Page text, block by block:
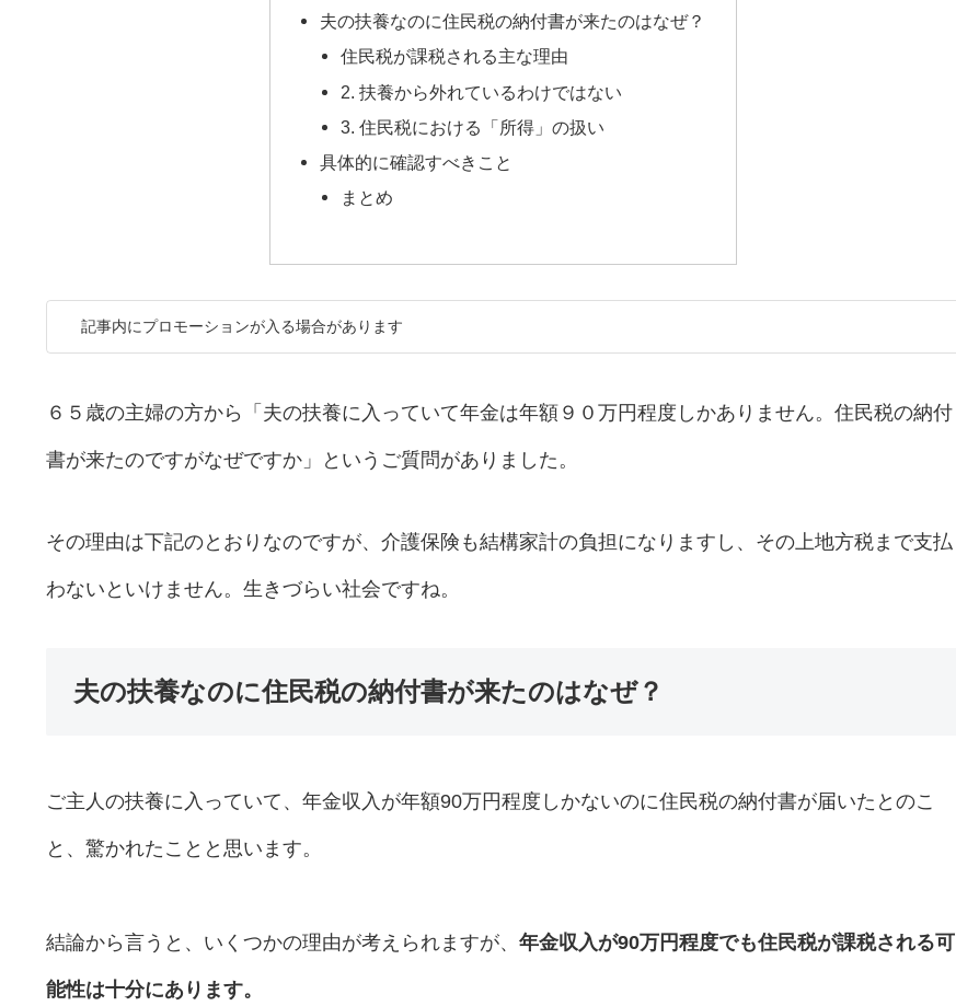
夫の扶養なのに住民税の納付書が来たのはなぜ？
住民税が課税される主な理由
2. 扶養から外れているわけではない
3. 住民税における「所得」の扱い
具体的に確認すべきこと
まとめ
記事内にプロモーションが入る場合があります
６５歳の主婦の方から「夫の扶養に入っていて年金は年額９０万円程度しかありません。住民税の納付
書が来たのですがなぜですか」というご質問がありました。
その理由は下記のとおりなのですが、介護保険も結構家計の負担になりますし、その上地方税まで支払
わないといけません。生きづらい社会ですね。
夫の扶養なのに住民税の納付書が来たのはなぜ？
ご主人の扶養に入っていて、年金収入が年額90万円程度しかないのに住民税の納付書が届いたとのこ
と、驚かれたことと思います。
結論から言うと、いくつかの理由が考えられますが、 年金収入が90万円程度でも住民税が課税される可
能性は十分にあります。